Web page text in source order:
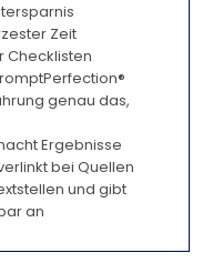
Zeit
Checklisten
genau das,
Ergebnisse
bei Quellen
und gibt
an